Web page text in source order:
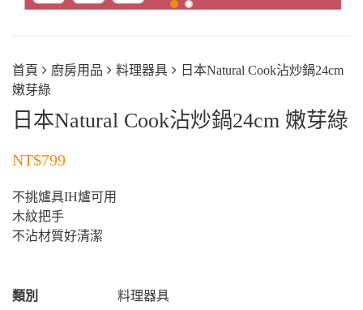
首頁 廚房用品 料理器具
日本Natural Cook沾炒鍋24cm
嫩芽綠
日本Natural Cook沾炒鍋24cm 嫩芽綠
NT$799
不挑爐具IH爐可用
木紋把手
不沾材質好清潔
類別
料理器具